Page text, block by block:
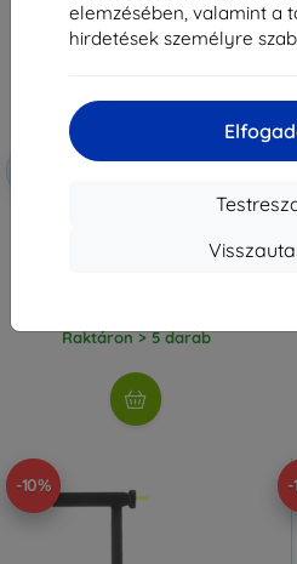
elemzésében, valamint a
hirdetések személyre
Kedvezmény
3mk HardGlass Max Black Edzett
Raktáron > 5 darab
-10% -